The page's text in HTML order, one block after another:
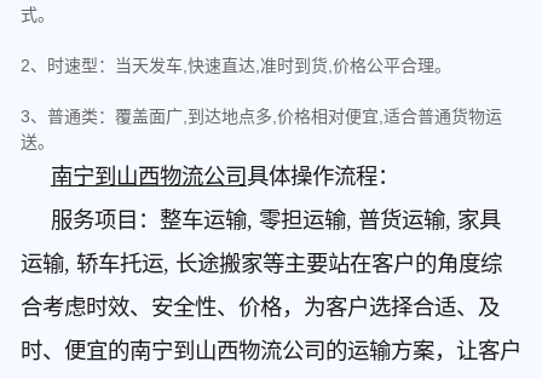
式。
2、时速型：当天发车,快速直达,准时到货,价格公平合理。
3、普通类：覆盖面广,到达地点多,价格相对便宜,适合普通货物运
送。
南宁到山西物流公司 具体操作流程：
服务项目：整车运输, 零担运输, 普货运输, 家具
运输, 轿车托运, 长途搬家等主要站在客户的角度综
合考虑时效、安全性、价格，为客户选择合适、及
时、便宜的南宁到山西物流公司的运输方案，让客户